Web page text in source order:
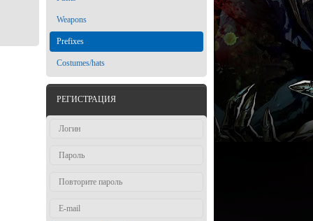
Weapons
Prefixes
Costumes/hats
РЕГИСТРАЦИЯ